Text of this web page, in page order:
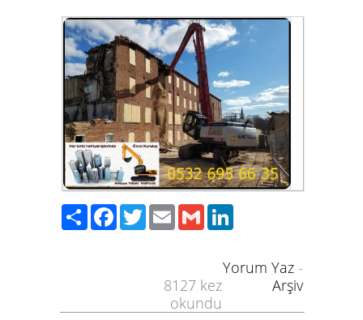
PaylaşFacebook
TwitterEmailGmail
Yorum Yaz -
Arşiv
8127 kez
okundu